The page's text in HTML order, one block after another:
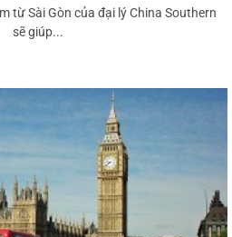
từ Sài Gòn của đại lý China Southern
sẽ giúp...